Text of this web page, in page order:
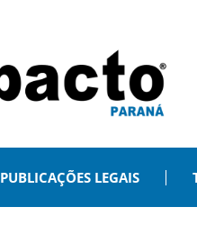
PUBLICAÇÕES LEGAIS